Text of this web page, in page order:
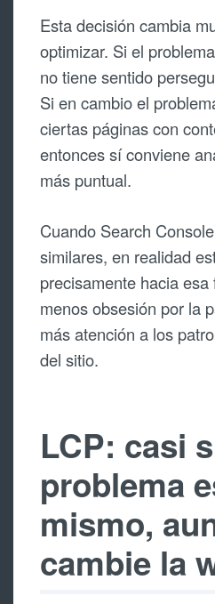
Esta decisión cambia
optimizar. Si el
no tiene sentido
Si en cambio el
ciertas páginas con
entonces sí conviene
más puntual.
Cuando Search
similares, en realidad
precisamente hacia
menos obsesión por la
más atención a los
del sitio.
LCP: casi
problema
mismo,
cambie la